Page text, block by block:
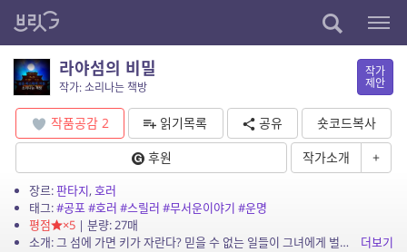
라야섬의 비밀
작가: 소리나는 책방
작가
제안
작품공감 2 읽기목록 공유
숏코드복사
후원
작가소개 +
장르:판타지,호러
태그:#공포#호러 #스릴러 #무서운이야기 #운명
평점
×5| 분량: 27매
소개: 그 섬에 가면 키가 자란다? 믿을 수 없는 일들이 그녀에게 벌어진다!
더보기